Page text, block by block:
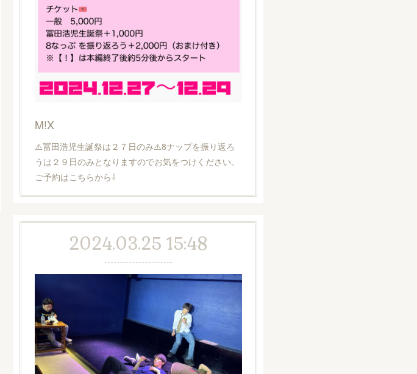
M!X
⚠️冨田浩児生誕祭は２７日のみ⚠️8ナップを振り返ろ
うは２９日のみとなりますのでお気をつけください。
ご予約はこちらから⇩
2024.03.25 15:48